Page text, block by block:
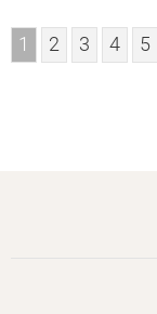
1 2 3 4 5